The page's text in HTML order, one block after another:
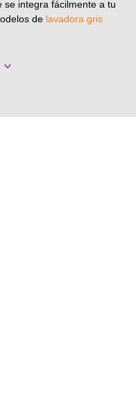
se integra fácilmente a tu
de lavadora gris